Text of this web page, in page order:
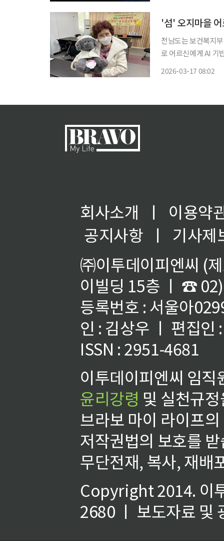
'섬' 오지마을
전남도는 보건복지부의
로 어르신에게 AI 기반 통합
2026-03-17 08:02
회사소개 ㅣ
이용약
공지사항
ㅣ
기사제
㈜이투데이피엔씨 (
이빌딩 15층 ㅣ ☎
등록번호 : 서울아
인 : 김상우 ㅣ 편집인
ISSN : 2951-4681
이투데이피엔씨 임
윤리강령 및 실천규
브라보 마이 라이프
저작권법의 보호를
무단전재, 복사, 재배
Copyright 2014. 이
2680 ㅣ 보도자료